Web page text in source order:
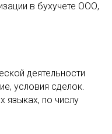
в бухучете ООО,
деятельности
условия сделок.
языках, по числу